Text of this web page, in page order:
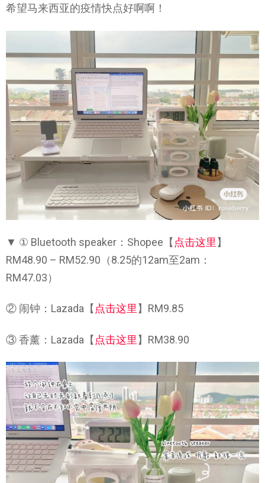
希望马来西亚的疫情快点好啊啊！
▼ ① Bluetooth speaker：Shopee【点击这里】
RM48.90 – RM52.90（8.25的12am至2am：
RM47.03）
② 闹钟：Lazada【 点击这里 】RM9.85
③ 香薰：Lazada【点击这里】RM38.90